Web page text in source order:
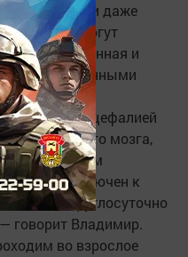
телевизор и даже
родители могут
на улицу. Ванная и
с ограниченными
с гидроцефалией
головного мозга,
в нем
и подключен к
мы круглосуточно
говорит Владимир.
во взрослое